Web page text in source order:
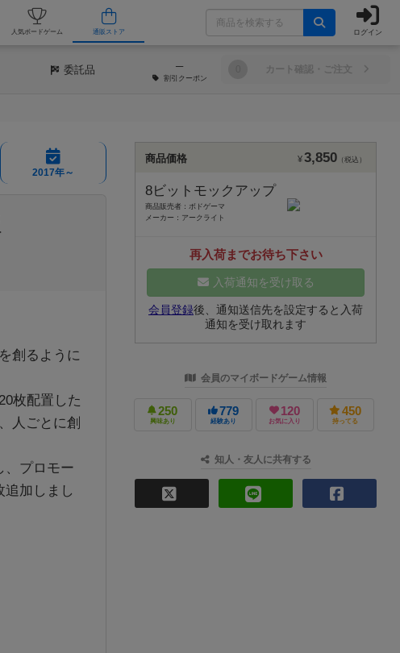
カフェ/店舗 人気ボードゲーム 通販ストア ログイン
委託品 ─
割引 クーポン
カート確認・ご注文
2017年～
創るように
枚配置した
人ごとに創
、プロモー
追加しまし
商品価格 ¥3,850 （税込）
8ビットモックアップ
商品販売者：ボドゲーマ
メーカー：アークライト
再入荷までお待ち下さい
入荷通知を受け取る
会員登録後、通知送信先を設定すると入荷
通知を受け取れます
会員のマイボードゲーム情報
250
興味あり
779
経験あり
120
お気に入り
450
持ってる
知人・友人に共有する